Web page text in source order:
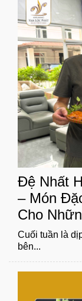
Đệ Nhất
– Món
Cho
Cuối tuần là
bên...